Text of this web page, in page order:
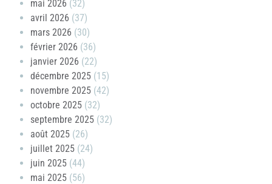
mai 2026 (32)
avril 2026 (37)
mars 2026 (30)
février 2026 (36)
janvier 2026 (22)
décembre 2025 (15)
novembre 2025 (42)
octobre 2025 (32)
septembre 2025 (32)
août 2025 (26)
juillet 2025 (24)
juin 2025 (44)
mai 2025 (56)